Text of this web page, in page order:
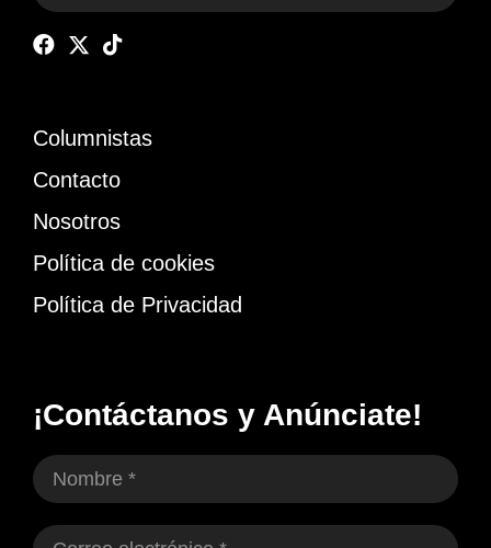
Columnistas
Contacto
Nosotros
Política de cookies
Política de Privacidad
¡Contáctanos y Anúnciate!